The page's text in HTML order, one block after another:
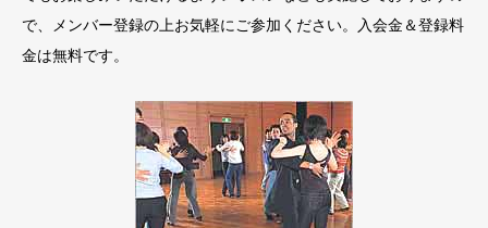
で、メンバー登録の上お気軽にご参加ください。入会金＆登録料
金は無料です。